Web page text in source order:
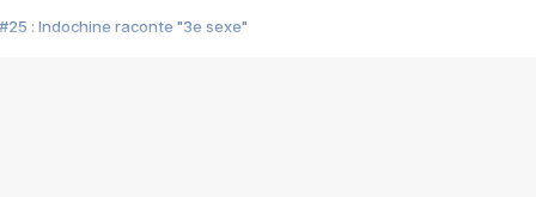
#25 : Indochine raconte "3e sexe"